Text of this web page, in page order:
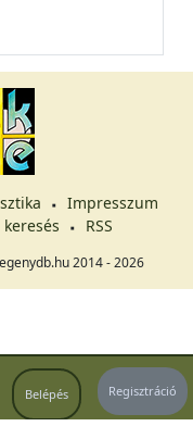
Belépés Regisztráció
Impresszum
keresés RSS
2014 - 2026